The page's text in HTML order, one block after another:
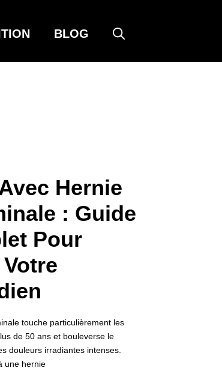
BLOG
Hernie
: Guide
Pour
touche particulièrement les
de 50 ans et bouleverse le
douleurs irradiantes intenses.
une hernie